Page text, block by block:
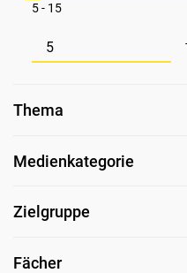
5 - 15
Mindestwert für Alter
Maximalwert für Alter
Thema
Medienkategorie
Zielgruppe
Fächer